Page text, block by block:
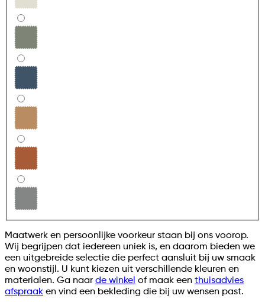
Maatwerk en persoonlijke voorkeur staan bij ons voorop.
Wij begrijpen dat iedereen uniek is, en daarom bieden we
een uitgebreide selectie die perfect aansluit bij uw smaak
en woonstijl. U kunt kiezen uit verschillende kleuren en
materialen. Ga naar de winkel of maak een thuisadvies
afspraak en vind een bekleding die bij uw wensen past.